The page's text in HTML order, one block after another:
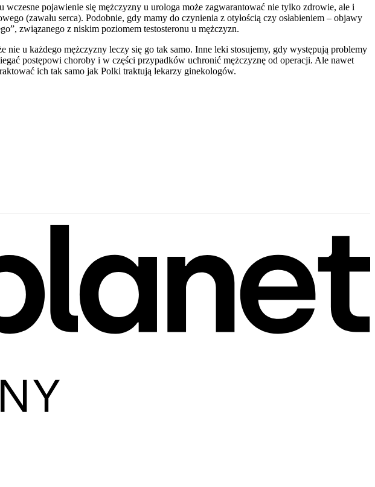
pojawienie się mężczyzny u urologa może zagwarantować nie tylko zdrowie, ale i
(zawału serca). Podobnie, gdy mamy do czynienia z otyłością czy osłabieniem – objawy
związanego z niskim poziomem testosteronu u mężczyzn.
u każdego mężczyzny leczy się go tak samo. Inne leki stosujemy, gdy występują problemy
postępowi choroby i w części przypadków uchronić mężczyznę od operacji. Ale nawet
ich tak samo jak Polki traktują lekarzy ginekologów.